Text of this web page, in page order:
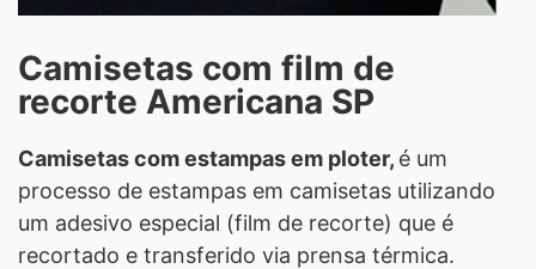
Camisetas com film de
recorte Americana SP
Camisetas com estampas em ploter, é um
processo de estampas em camisetas utilizando
um adesivo especial (film de recorte) que é
recortado e transferido via prensa térmica.